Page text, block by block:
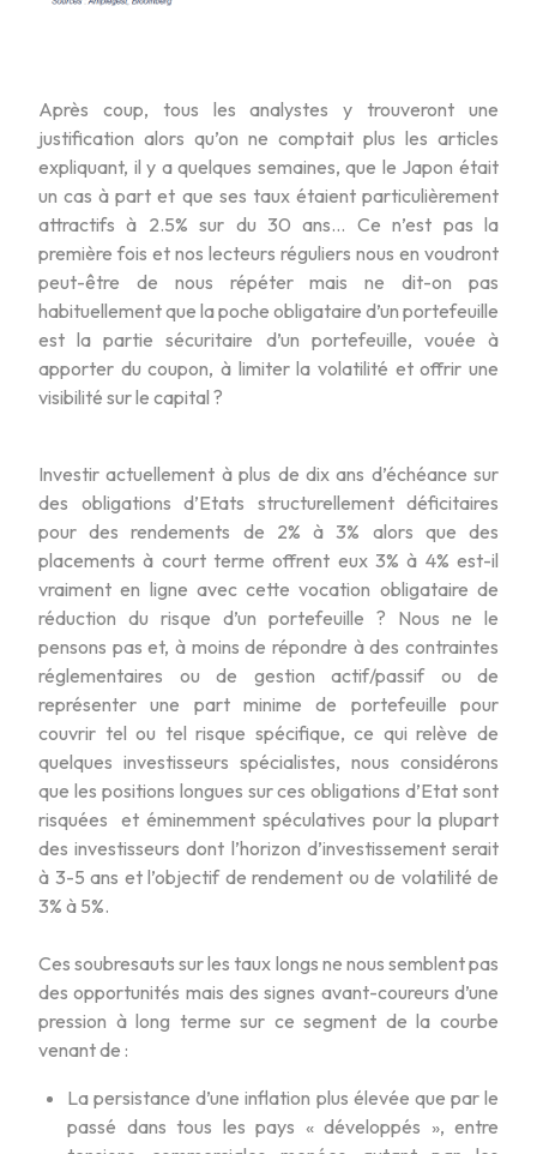
Après coup, tous les analystes y trouveront une
justification alors qu’on ne comptait plus les articles
expliquant, il y a quelques semaines, que le Japon était
un cas à part et que ses taux étaient particulièrement
attractifs à 2.5% sur du 30 ans… Ce n’est pas la
première fois et nos lecteurs réguliers nous en voudront
peut-être de nous répéter mais ne dit-on pas
habituellement que la poche obligataire d’un portefeuille
est la partie sécuritaire d’un portefeuille, vouée à
apporter du coupon, à limiter la volatilité et offrir une
visibilité sur le capital ?
Investir actuellement à plus de dix ans d’échéance sur
des obligations d’Etats structurellement déficitaires
pour des rendements de 2% à 3% alors que des
placements à court terme offrent eux 3% à 4% est-il
vraiment en ligne avec cette vocation obligataire de
réduction du risque d’un portefeuille ? Nous ne le
pensons pas et, à moins de répondre à des contraintes
réglementaires ou de gestion actif/passif ou de
représenter une part minime de portefeuille pour
couvrir tel ou tel risque spécifique, ce qui relève de
quelques investisseurs spécialistes, nous considérons
que les positions longues sur ces obligations d’Etat sont
risquées et éminemment spéculatives pour la plupart
des investisseurs dont l’horizon d’investissement serait
à 3-5 ans et l’objectif de rendement ou de volatilité de
3% à 5%.
Ces soubresauts sur les taux longs ne nous semblent pas
des opportunités mais des signes avant-coureurs d’une
pression à long terme sur ce segment de la courbe
venant de :
La persistance d’une inflation plus élevée que par le
passé dans tous les pays « développés », entre